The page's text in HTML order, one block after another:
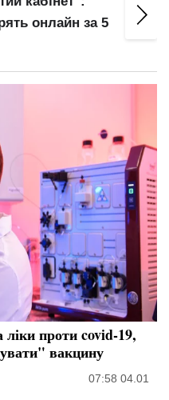
"ПриватБанк" скасовує
проти covid-19,
вакцину
07:58 04.01